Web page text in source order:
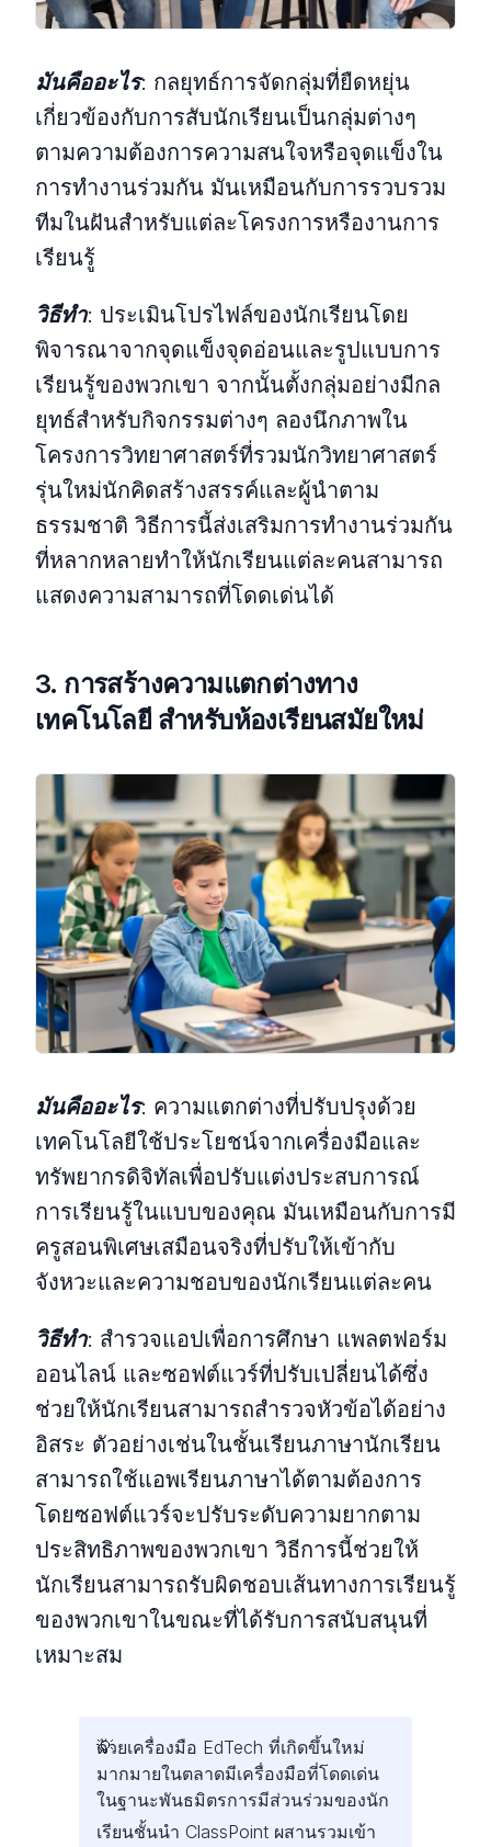
มันคืออะไร: กลยุทธ์การจัดกลุ่มที่ยืดหยุ่น
เกี่ยวข้องกับการสับนักเรียนเป็นกลุ่มต่างๆ
ตามความต้องการความสนใจหรือจุดแข็งใน
การทํางานร่วมกัน มันเหมือนกับการรวบรวม
ทีมในฝันสําหรับแต่ละโครงการหรืองานการ
เรียนรู้
วิธีทํา: ประเมินโปรไฟล์ของนักเรียนโดย
พิจารณาจากจุดแข็งจุดอ่อนและรูปแบบการ
เรียนรู้ของพวกเขา จากนั้นตั้งกลุ่มอย่างมีกล
ยุทธ์สําหรับกิจกรรมต่างๆ ลองนึกภาพใน
โครงการวิทยาศาสตร์ที่รวมนักวิทยาศาสตร์
รุ่นใหม่นักคิดสร้างสรรค์และผู้นําตาม
ธรรมชาติ วิธีการนี้ส่งเสริมการทํางานร่วมกัน
ที่หลากหลายทําให้นักเรียนแต่ละคนสามารถ
แสดงความสามารถที่โดดเด่นได้
3. การสร้างความแตกต่างทาง
เทคโนโลยี สําหรับห้องเรียนสมัยใหม่
มันคืออะไร: ความแตกต่างที่ปรับปรุงด้วย
เทคโนโลยีใช้ประโยชน์จากเครื่องมือและ
ทรัพยากรดิจิทัลเพื่อปรับแต่งประสบการณ์
การเรียนรู้ในแบบของคุณ มันเหมือนกับการมี
ครูสอนพิเศษเสมือนจริงที่ปรับให้เข้ากับ
จังหวะและความชอบของนักเรียนแต่ละคน
วิธีทํา: สํารวจแอปเพื่อการศึกษา แพลตฟอร์ม
ออนไลน์ และซอฟต์แวร์ที่ปรับเปลี่ยนได้ซึ่ง
ช่วยให้นักเรียนสามารถสํารวจหัวข้อได้อย่าง
อิสระ ตัวอย่างเช่นในชั้นเรียนภาษานักเรียน
สามารถใช้แอพเรียนภาษาได้ตามต้องการ
โดยซอฟต์แวร์จะปรับระดับความยากตาม
ประสิทธิภาพของพวกเขา วิธีการนี้ช่วยให้
นักเรียนสามารถรับผิดชอบเส้นทางการเรียนรู้
ของพวกเขาในขณะที่ได้รับการสนับสนุนที่
เหมาะสม
ด้วยเครื่องมือ EdTech ที่เกิดขึ้นใหม่
มากมายในตลาดมีเครื่องมือที่โดดเด่น
ในฐานะพันธมิตรการมีส่วนร่วมของนัก
เรียนชั้นนํา ClassPoint ผสานรวมเข้า